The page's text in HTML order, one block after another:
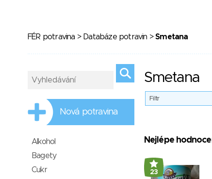
FÉR potravina > Databáze potravin >Smetana
Smetana
Filtr
Nejlépe
23
Nová potravina
Alkohol
Bagety
Cukr